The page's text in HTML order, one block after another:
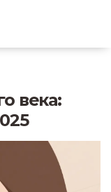
века: